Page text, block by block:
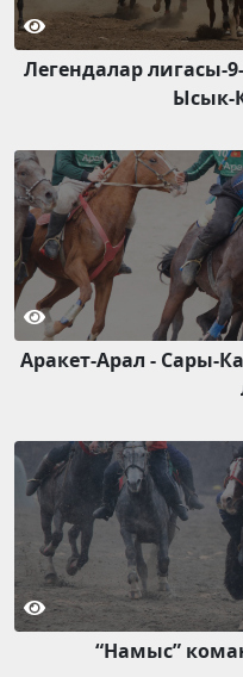
Легендалар лигасы-
Ысык-
Аракет-Арал - Сары-
“Намыс”